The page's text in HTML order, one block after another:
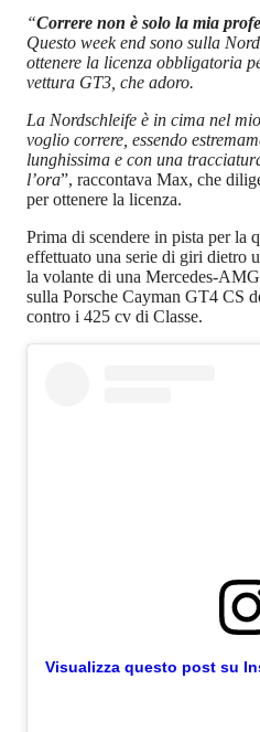
“Correre non è solo la mia
Questo week end sono sulla
ottenere la licenza obbligatoria
vettura GT3, che adoro.
La Nordschleife è in cima nel
voglio correre, essendo
lunghissima e con una
l’ora”, raccontava Max, che
per ottenere la licenza.
Prima di scendere in pista per la
effettuato una serie di giri dietro
la volante di una Mercedes-
sulla Porsche Cayman GT4 CS
contro i 425 cv di Classe.
Visualizza questo post su